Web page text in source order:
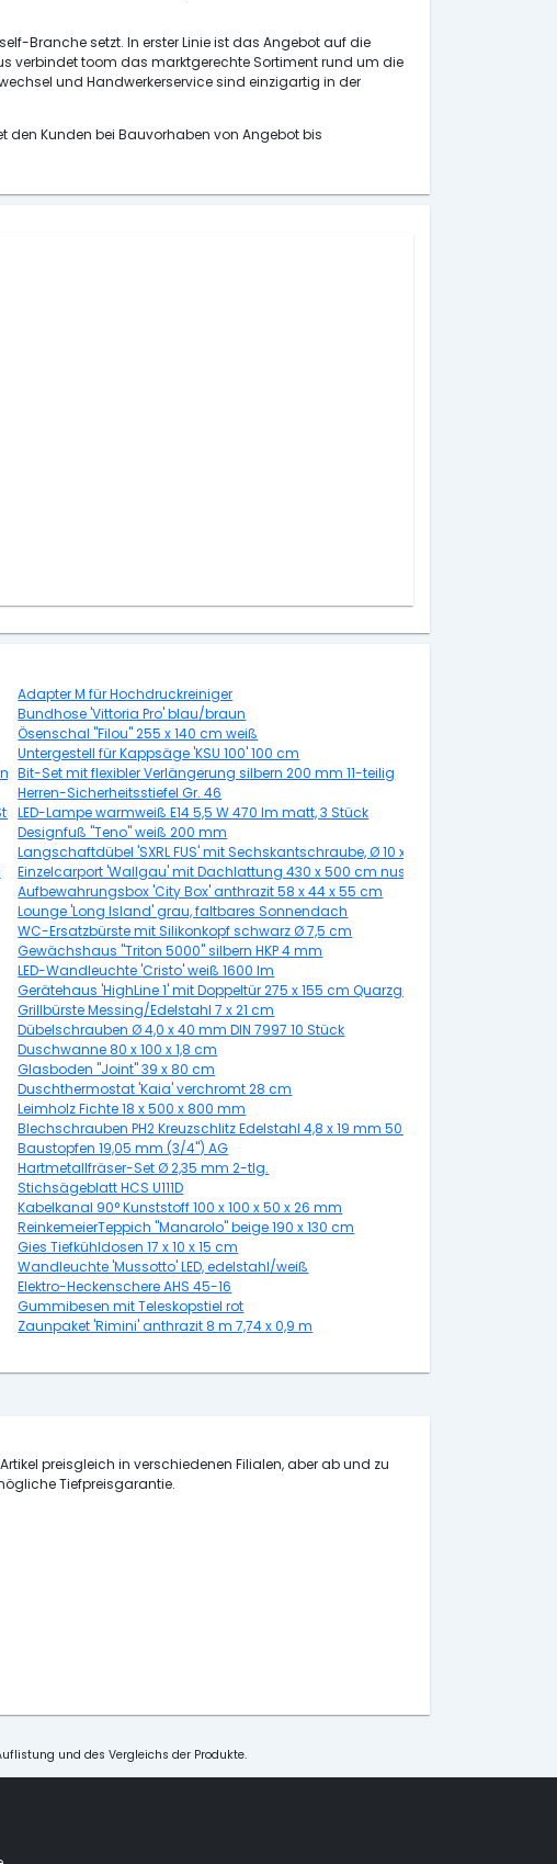
Branche setzt. In erster Linie ist das Angebot auf die
verbindet toom das marktgerechte Sortiment rund um die
und Handwerkerservice sind einzigartig in der
den Kunden bei Bauvorhaben von Angebot bis
Adapter M für Hochdruckreiniger
Bundhose 'Vittoria Pro' blau/braun
Ösenschal "Filou" 255 x 140 cm weiß
Untergestell für Kappsäge 'KSU 100' 100 cm
Bit-Set mit flexibler Verlängerung silbern 200 mm 11-teilig
Herren-Sicherheitsstiefel Gr. 46
LED-Lampe warmweiß E14 5,5 W 470 lm matt, 3 Stück
Designfuß "Teno" weiß 200 mm
Langschaftdübel 'SXRL FUS' mit Sechskantschraube, Ø 10 x 60 mm, 50 Stück
Einzelcarport 'Wallgau' mit Dachlattung 430 x 500 cm nussbaum
Aufbewahrungsbox 'City Box' anthrazit 58 x 44 x 55 cm
Lounge 'Long Island' grau, faltbares Sonnendach
WC-Ersatzbürste mit Silikonkopf schwarz Ø 7,5 cm
Gewächshaus "Triton 5000" silbern HKP 4 mm
LED-Wandleuchte 'Cristo' weiß 1600 lm
Gerätehaus 'HighLine 1' mit Doppeltür 275 x 155 cm Quarzgrau metallic
Grillbürste Messing/Edelstahl 7 x 21 cm
Dübelschrauben Ø 4,0 x 40 mm DIN 7997 10 Stück
Duschwanne 80 x 100 x 1,8 cm
Glasboden "Joint" 39 x 80 cm
Duschthermostat 'Kaia' verchromt 28 cm
Leimholz Fichte 18 x 500 x 800 mm
Blechschrauben PH2 Kreuzschlitz Edelstahl 4,8 x 19 mm 50 Stück
Baustopfen 19,05 mm (3/4") AG
Hartmetallfräser-Set Ø 2,35 mm 2-tlg.
Stichsägeblatt HCS U111D
Kabelkanal 90° Kunststoff 100 x 100 x 50 x 26 mm
ReinkemeierTeppich "Manarolo" beige 190 x 130 cm
Gies Tiefkühldosen 17 x 10 x 15 cm
Wandleuchte 'Mussotto' LED, edelstahl/weiß
Elektro-Heckenschere AHS 45-16
Gummibesen mit Teleskopstiel rot
Zaunpaket 'Rimini' anthrazit 8 m 7,74 x 0,9 m
preisgleich in verschiedenen Filialen, aber ab und zu
Tiefpreisgarantie.
und des Vergleichs der Produkte.